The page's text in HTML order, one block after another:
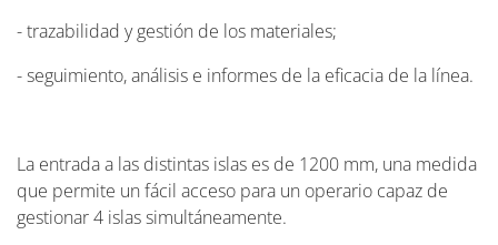
- trazabilidad y gestión de los materiales;
- seguimiento, análisis e informes de la eficacia de la línea.
La entrada a las distintas islas es de 1200 mm, una medida
que permite un fácil acceso para un operario capaz de
gestionar 4 islas simultáneamente.